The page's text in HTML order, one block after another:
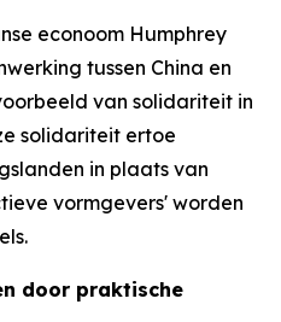
econoom Humphrey
tussen China en
van solidariteit in
solidariteit ertoe
in plaats van
vormgevers' worden
door praktische